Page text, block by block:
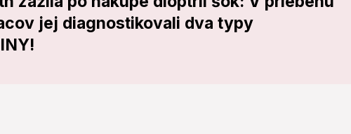
jej diagnostikovali dva typy